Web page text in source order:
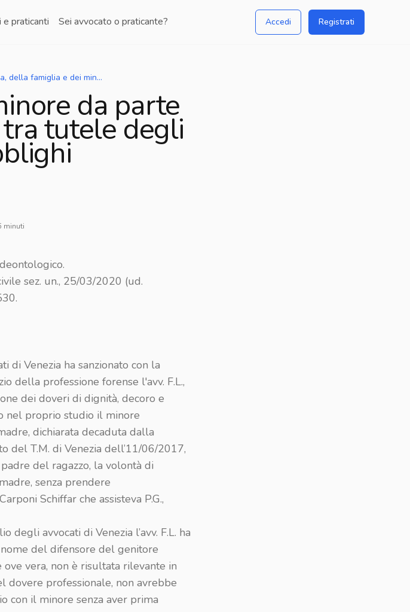
praticanti Sei avvocato o praticante? Accedi Registrati
- separazioni, divorzi, unioni civili, adozioni
da parte
tra tutele degli
minuti
sez. un., 25/03/2020 (ud.
di Venezia ha sanzionato con la
della professione forense l'avv. F.L.,
dei doveri di dignità, decoro e
nel proprio studio il minore
dichiarata decaduta dalla
del T.M. di Venezia dell’11/06/2017,
del ragazzo, la volontà di
senza prendere
Schiffar che assisteva P.G.,
degli avvocati di Venezia l’avv. F.L. ha
del difensore del genitore
ove vera, non è risultata rilevante in
dovere professionale, non avrebbe
con il minore senza aver prima